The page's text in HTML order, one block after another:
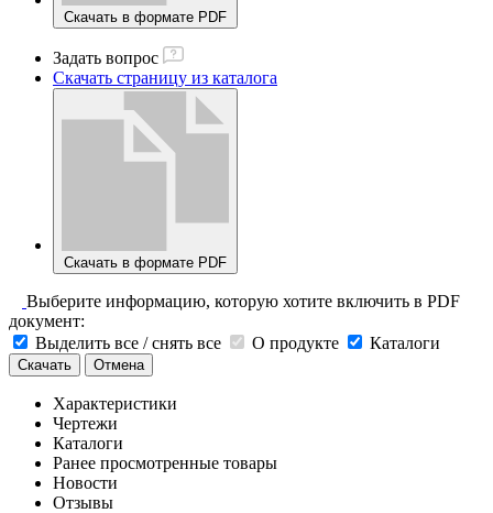
Скачать в формате PDF
Задать вопрос
Скачать страницу из каталога
Скачать в формате PDF
Выберите информацию, которую хотите включить в PDF
документ:
Выделить все / снять все
О продукте Каталоги
Скачать Отмена
Характеристики
Чертежи
Каталоги
Ранее просмотренные товары
Новости
Отзывы